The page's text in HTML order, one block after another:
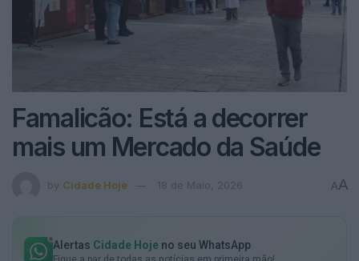
Famalicão: Está a decorrer
mais um Mercado da Saúde
by Cidade Hoje 18 de Maio, 2026 AA
Alertas Cidade Hoje no seu WhatsApp